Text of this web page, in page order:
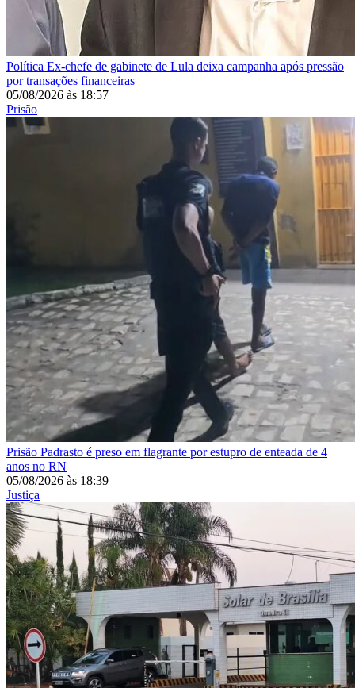
Política Ex-chefe de gabinete de Lula deixa campanha após pressão
por transações financeiras
05/08/2026 às 18:57
Prisão
Prisão Padrasto é preso em flagrante por estupro de enteada de 4
anos no RN
05/08/2026 às 18:39
Justiça